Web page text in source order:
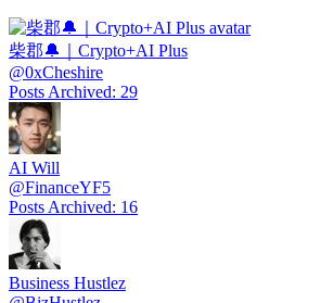
柴郡🔔｜Crypto+AI Plus
@0xCheshire
Posts Archived: 29
AI Will
@FinanceYF5
Posts Archived: 16
Business Hustlez